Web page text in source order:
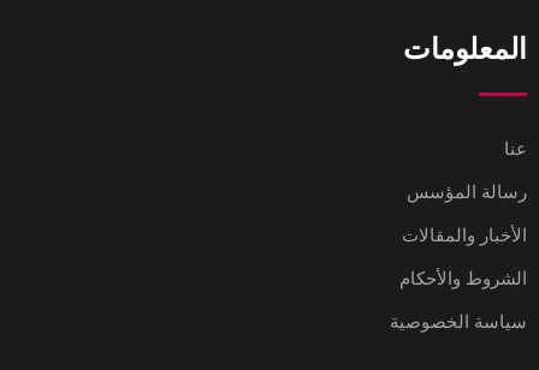
المعلومات
عنا
رسالة المؤسس
الأخبار والمقالات
الشروط والأحكام
سياسة الخصوصية